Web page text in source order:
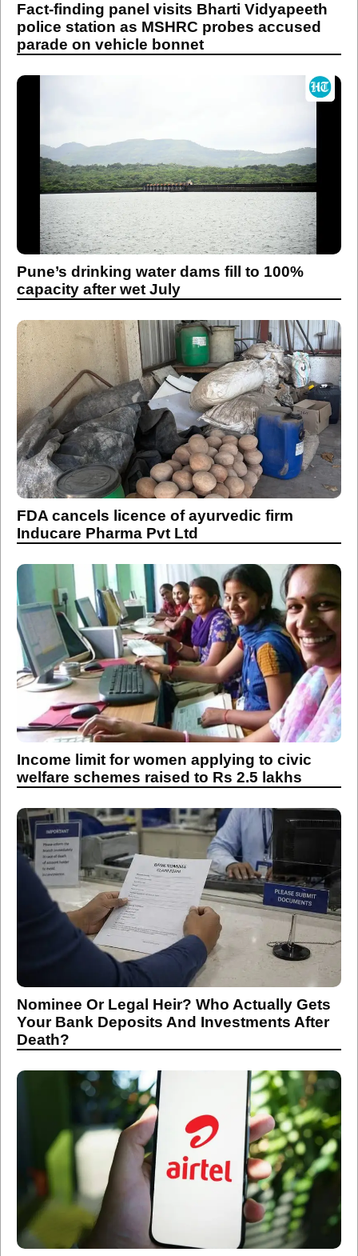
Fact-finding panel visits Bharti Vidyapeeth
police station as MSHRC probes accused
parade on vehicle bonnet
Pune’s drinking water dams fill to 100%
capacity after wet July
FDA cancels licence of ayurvedic firm
Inducare Pharma Pvt Ltd
Income limit for women applying to civic
welfare schemes raised to Rs 2.5 lakhs
Nominee Or Legal Heir? Who Actually Gets
Your Bank Deposits And Investments After
Death?